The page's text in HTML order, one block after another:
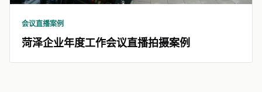
会议直播案例
菏泽企业年度工作会议直播拍摄案例